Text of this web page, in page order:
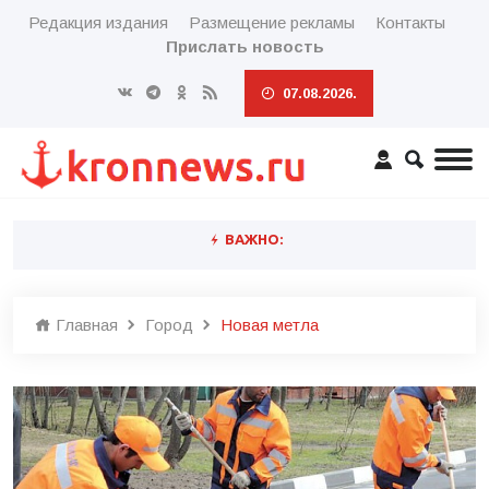
Редакция издания Размещение рекламы
Контакты
Прислать новость
07.08.2026.
ВАЖНО:
Главная Город Новая метла